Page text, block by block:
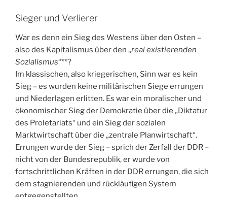
Sieger und Verlierer
War es denn ein Sieg des Westens über den Osten –
also des Kapitalismus über den „real existierenden
Sozialismus“**?
Im klassischen, also kriegerischen, Sinn war es kein
Sieg – es wurden keine militärischen Siege errungen
und Niederlagen erlitten. Es war ein moralischer und
ökonomischer Sieg der Demokratie über die „Diktatur
des Proletariats“ und ein Sieg der sozialen
Marktwirtschaft über die „zentrale Planwirtschaft“.
Errungen wurde der Sieg – sprich der Zerfall der DDR –
nicht von der Bundesrepublik, er wurde von
fortschrittlichen Kräften in der DDR errungen, die sich
dem stagnierenden und rückläufigen System